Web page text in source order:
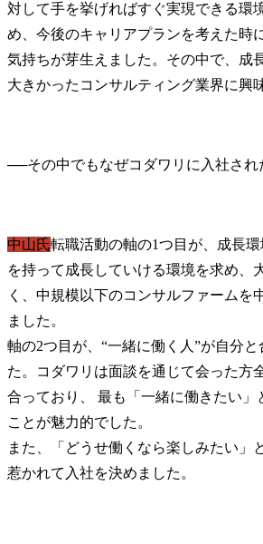
対して手を挙げればすぐ実現できる環
め、今後のキャリアプランを考えた時
気持ちが芽生えました。その中で、成
大きかったコンサルティング業界に興
──
中山氏転職活動の軸の1つ目が、成長
を持って成長していける環境を求め、
く、中規模以下のコンサルファームを
ました。
軸の2つ目が、“一緒に働く人”が自分
た。コダワリは面談を通じて会った方
合っており、 最も「一緒に働きたい」
ことが魅力的でした。
また、「どうせ働くなら楽しみたい」
惹かれて入社を決めました。